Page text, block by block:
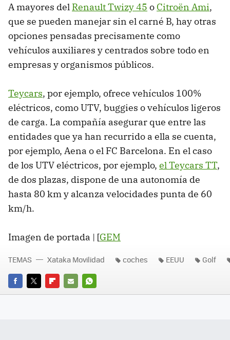
A mayores del Renault Twizy 45 o Citroën Ami,
que se pueden manejar sin el carné B, hay otras
opciones pensadas precisamente como
vehículos auxiliares y centrados sobre todo en
empresas y organismos públicos.
Teycars, por ejemplo, ofrece vehículos 100%
eléctricos, como UTV, buggies o vehículos ligeros
de carga. La compañía asegurar que entre las
entidades que ya han recurrido a ella se cuenta,
por ejemplo, Aena o el FC Barcelona. En el caso
de los UTV eléctricos, por ejemplo, el Teycars TT,
de dos plazas, dispone de una autonomía de
hasta 80 km y alcanza velocidades punta de 60
km/h.
Imagen de portada | [GEM
FACEBOOK
TWITTERFLIPBOARD
E-
WHATSAPP
TEMAS Xataka Movilidad coches EEUU Golf